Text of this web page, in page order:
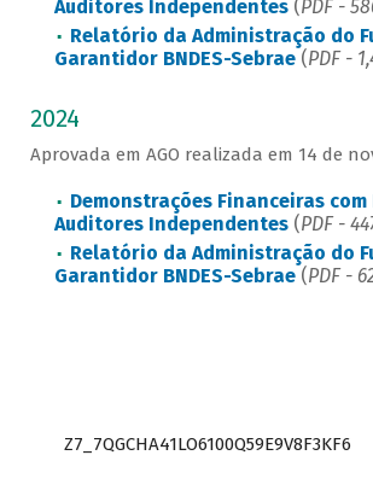
Auditores Independentes(PDF -
Relatório da Administração do
Garantidor BNDES-Sebrae(PDF -
2024
Aprovada em AGO realizada em 14 de
Demonstrações Financeiras com
Auditores Independentes(PDF -
Relatório da Administração do
Garantidor BNDES-Sebrae(PDF -
Z7_7QGCHA41LO6100Q59E9V8F3KF6